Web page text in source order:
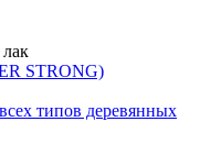
STRONG)
типов деревянных